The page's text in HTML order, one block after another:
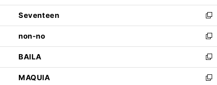
開
く
ウ
で
開
く
ン
ド
ウ
で
開
く
Seventeen
新
し
い
ウ
ィ
ン
ド
non-no
新
し
い
ウ
ィ
BAILA
新
し
い
MAQUIA
新